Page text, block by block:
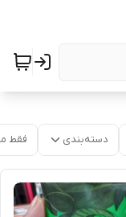
دسته‌بندی فقط